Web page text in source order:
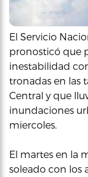
El Servicio
pronosticó que
inestabilidad
tronadas en las
Central y que
inundaciones
miercoles.
El martes en la
soleado con los